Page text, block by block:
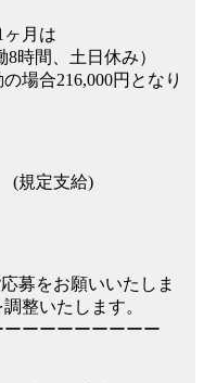
月は
時間、土日休み）
場合216,000円となり
(規定支給)
募をお願いいたしま
整いたします。
ーーーーーーーー